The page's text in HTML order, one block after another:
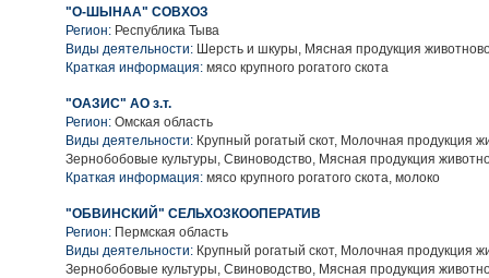
"О-ШЫНАА" СОВХОЗ
Регион: Республика Тыва
Виды деятельности: Шерсть и шкуры, Мясная продукция
Краткая информация: мясо крупного рогатого скота
"ОАЗИС" АО з.т.
Регион: Омская область
Виды деятельности: Крупный рогатый скот, Молочная продукция
Зернобобовые культуры, Свиноводство, Мясная продукция
Краткая информация: мясо крупного рогатого скота, молоко
"ОБВИНСКИЙ" СЕЛЬХОЗКООПЕРАТИВ
Регион: Пермская область
Виды деятельности: Крупный рогатый скот, Молочная продукция
Зернобобовые культуры, Свиноводство, Мясная продукция